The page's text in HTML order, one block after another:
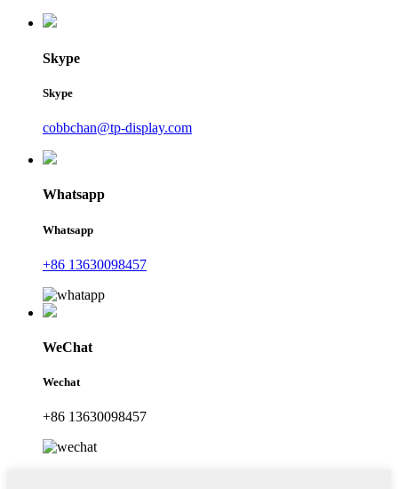
Skype
Skype
cobbchan@tp-display.com
Whatsapp
Whatsapp
+86 13630098457
WeChat
Wechat
+86 13630098457